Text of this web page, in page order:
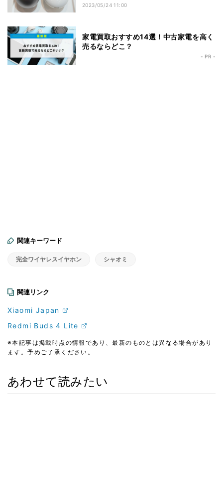
2023/05/24 11:00
家電買取おすすめ14選！中古家電を高く
売るならどこ？
- PR -
関連キーワード
完全ワイヤレスイヤホン シャオミ
関連リンク
Xiaomi Japan
Redmi Buds 4 Lite
※本記事は掲載時点の情報であり、最新のものとは異なる場合があり
ます。予めご了承ください。
あわせて読みたい